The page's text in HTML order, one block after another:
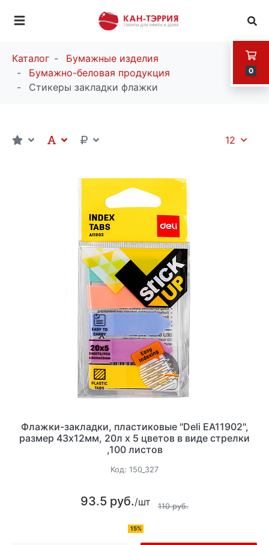
0
Каталог
Бумажные изделия
Бумажно-беловая продукция
Стикеры закладки флажки
12
Флажки-закладки, пластиковые "Deli EA11902",
размер 43x12мм, 20л х 5 цветов в виде стрелки
,100 листов
Код: 150_327
93.5 руб./шт 110 руб.
15%